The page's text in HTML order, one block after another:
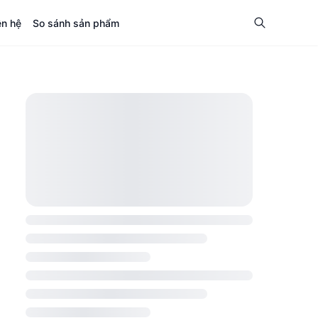
hệ So sánh sản phẩm